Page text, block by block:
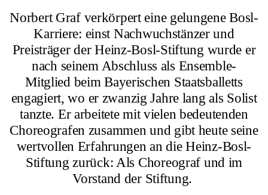
Norbert Graf verkörpert eine gelungene Bosl-
Karriere: einst Nachwuchstänzer und
Preisträger der Heinz-Bosl-Stiftung wurde er
nach seinem Abschluss als Ensemble-
Mitglied beim Bayerischen Staatsballetts
engagiert, wo er zwanzig Jahre lang als Solist
tanzte. Er arbeitete mit vielen bedeutenden
Choreografen zusammen und gibt heute seine
wertvollen Erfahrungen an die Heinz-Bosl-
Stiftung zurück: Als Choreograf und im
Vorstand der Stiftung.